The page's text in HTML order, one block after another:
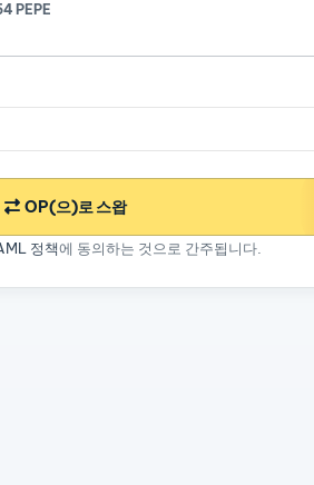
PEPE
OP(으)로 스왑
정책에 동의하는 것으로 간주됩니다.